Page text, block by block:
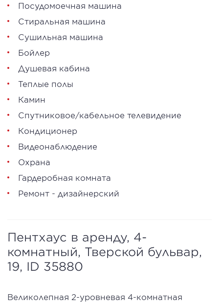
Посудомоечная машина
Стиральная машина
Сушильная машина
Бойлер
Душевая кабина
Теплые полы
Камин
Спутниковое/кабельное телевидение
Кондиционер
Видеонаблюдение
Охрана
Гардеробная комната
Ремонт - дизайнерский
Пентхаус в аренду, 4-
комнатный, Тверской бульвар,
19, ID 35880
Великолепная 2-уровневая 4-комнатная